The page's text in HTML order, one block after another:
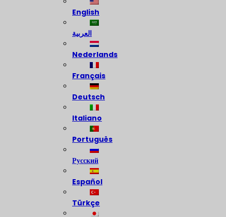
English
العربية
Nederlands
Français
Deutsch
Italiano
Português
Русский
Español
Türkçe